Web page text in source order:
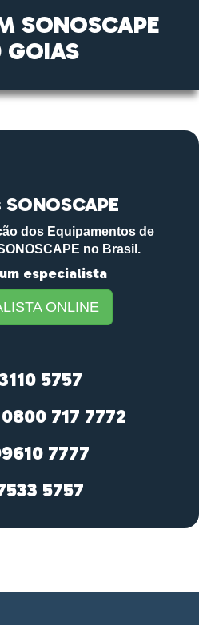
SONOSCAPE
GOIAS
dos Equipamentos de
no Brasil.
especialista
ONLINE
5757
717 7772
7777
5757